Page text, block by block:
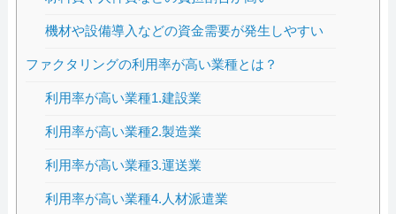
機材や設備導入などの資金需要が発生しやすい
ファクタリングの利用率が高い業種とは？
利用率が高い業種1.建設業
利用率が高い業種2.製造業
利用率が高い業種3.運送業
利用率が高い業種4.人材派遣業